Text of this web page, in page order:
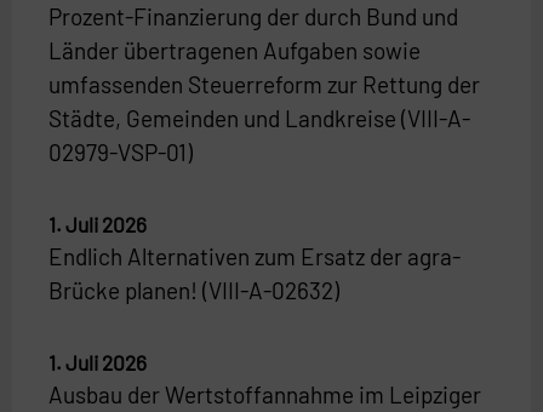
Prozent-Finanzierung der durch Bund und
Länder übertragenen Aufgaben sowie
umfassenden Steuerreform zur Rettung der
Städte, Gemeinden und Landkreise (VIII-A-
02979-VSP-01)
Endlich Alternativen zum Ersatz der agra-
Brücke planen! (VIII-A-02632)
1. Juli 2026
Ausbau der Wertstoffannahme im Leipziger
1. Juli 2026